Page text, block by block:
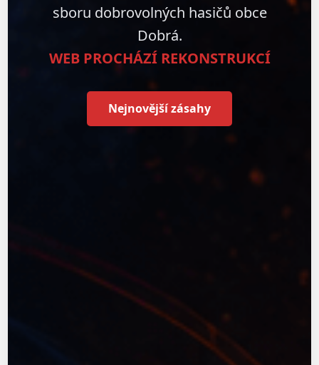
sboru dobrovolných hasičů obce
Dobrá.
WEB PROCHÁZÍ REKONSTRUKCÍ
Nejnovější zásahy